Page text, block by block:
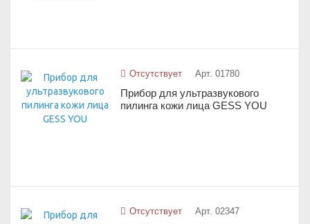
Отсутствует Арт. 01780
Прибор для ультразвукового
пилинга кожи лица GESS YOU
Отсутствует Арт. 02347